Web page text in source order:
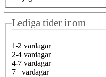
Lediga tider inom
1-2 vardagar
2-4 vardagar
4-7 vardagar
7+ vardagar